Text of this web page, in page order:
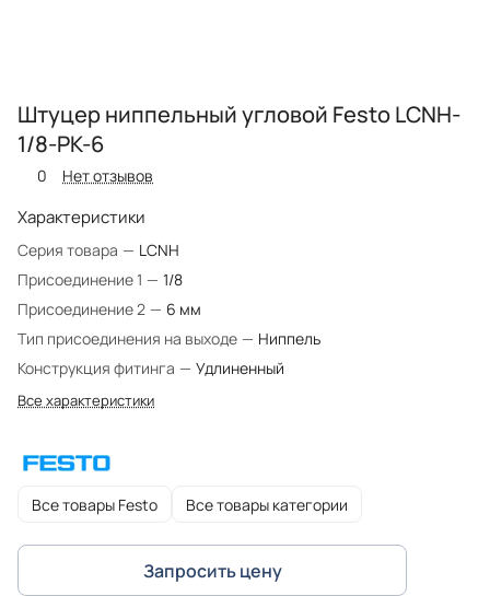
Штуцер ниппельный угловой Festo LCNH-
1/8-PK-6
0 Нет отзывов
Характеристики
Серия товара — LCNH
Присоединение 1 — 1/8
Присоединение 2 — 6 мм
Тип присоединения на выходе — Ниппель
Конструкция фитинга — Удлиненный
Все характеристики
Все товары Festo Все товары категории
Запросить цену